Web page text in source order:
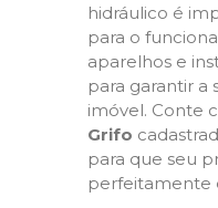
hidráulico é
para o
aparelhos e
para garantir a
imóvel. Conte
Grifo
para que seu
perfeitamente